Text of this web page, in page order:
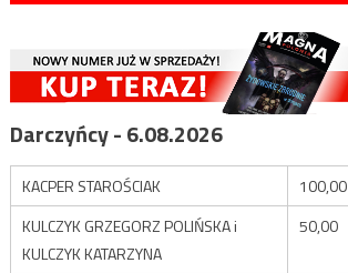
Darczyńcy - 6.08.2026
KACPER STAROŚCIAK
100,00
KULCZYK GRZEGORZ POLIŃSKA i
KULCZYK KATARZYNA
50,00